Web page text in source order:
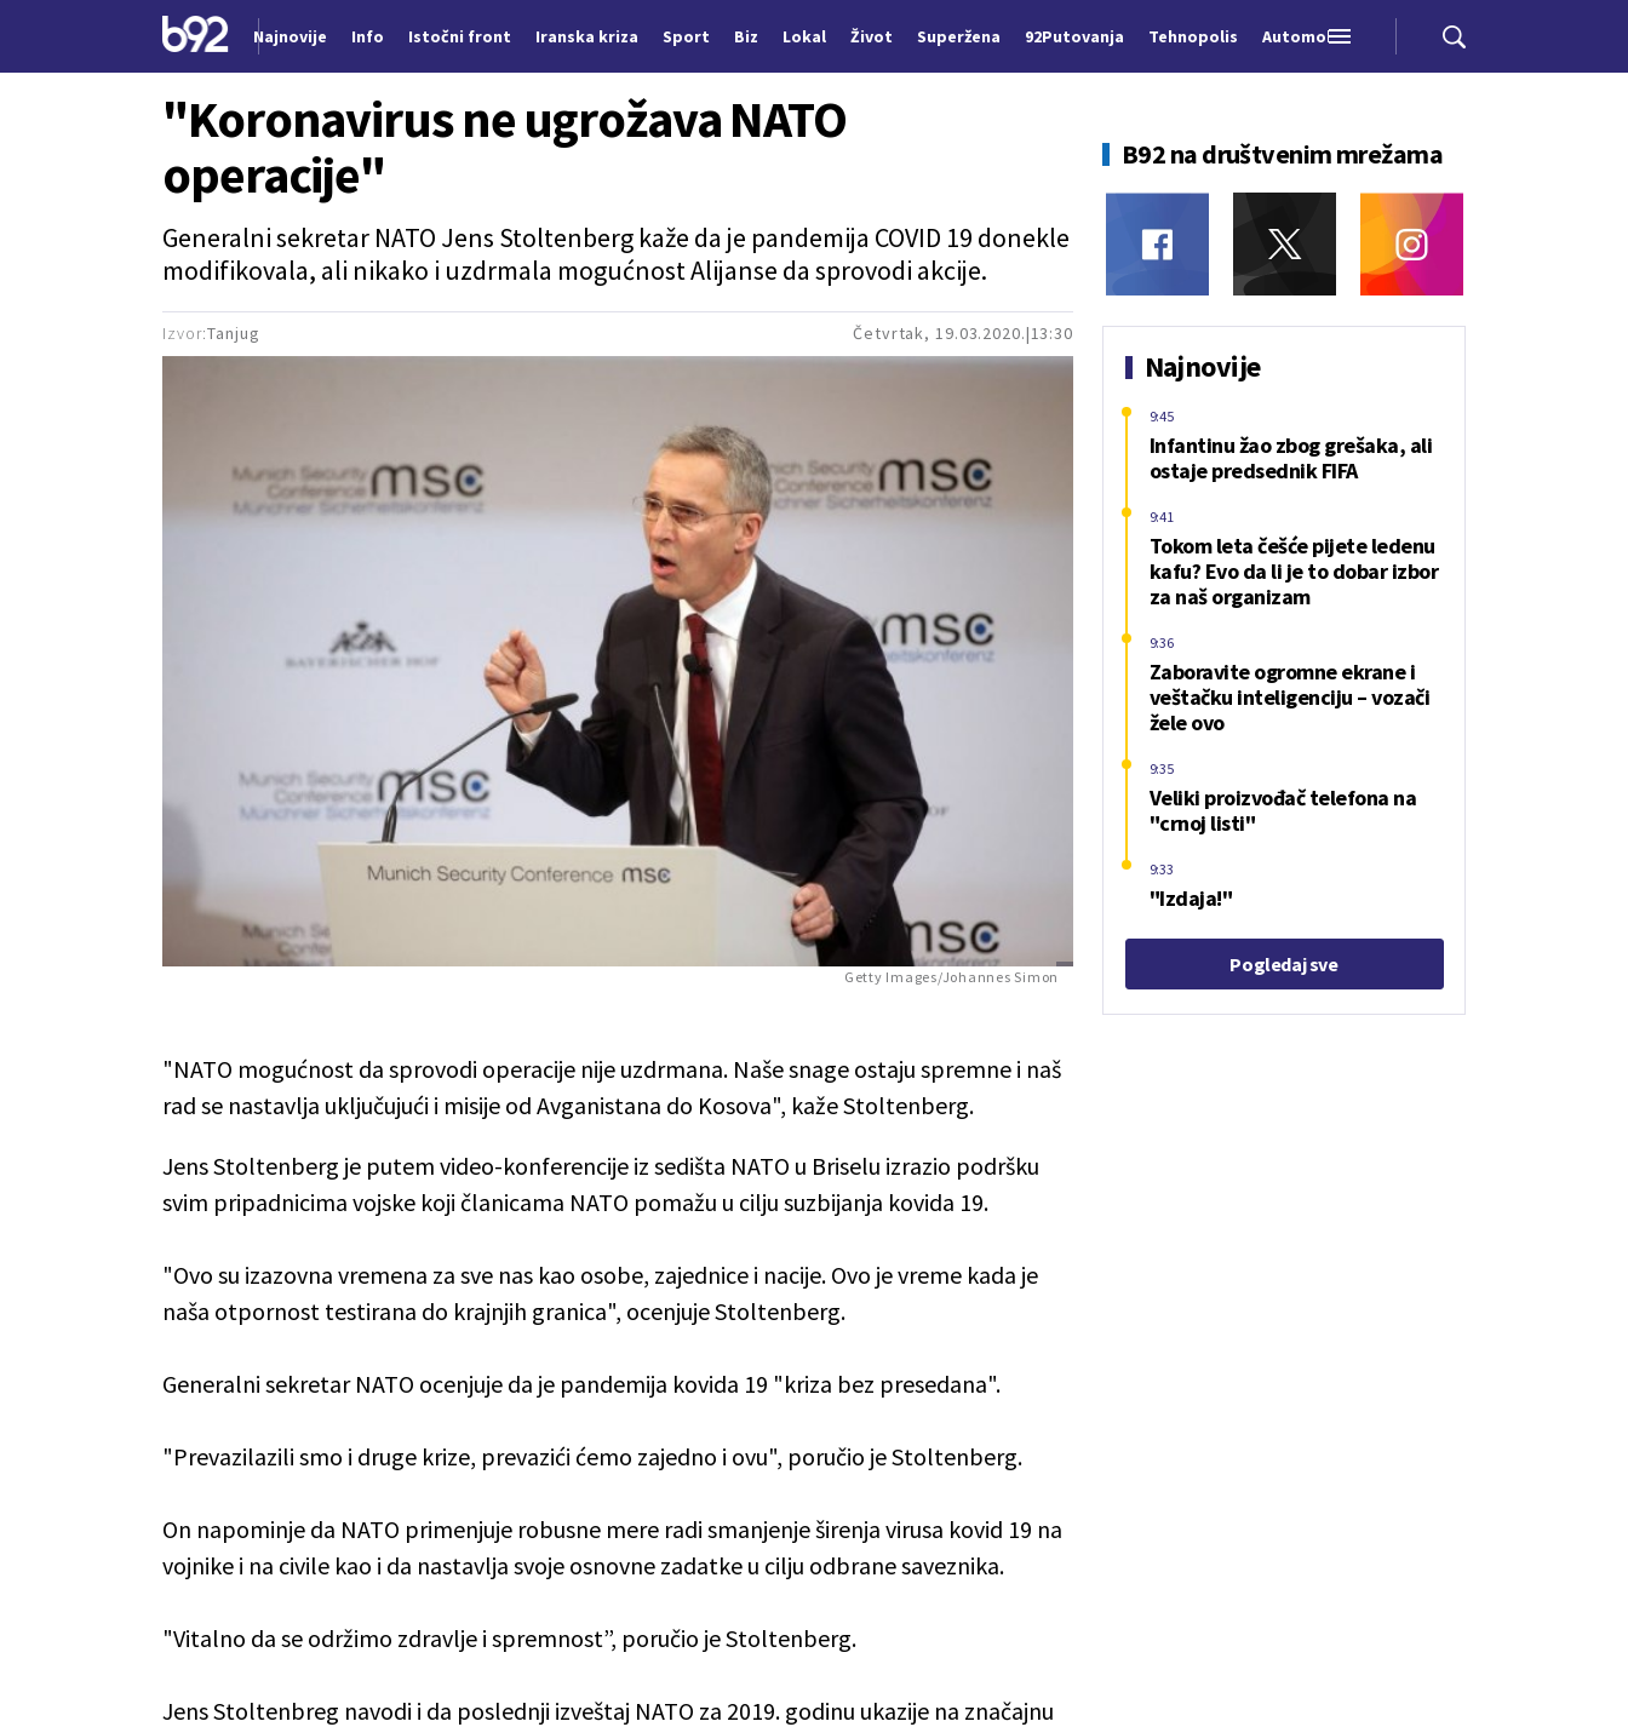
Najnovije Info Istočni front Iranska kriza Sport Biz Lokal Život Superžena 92Putovanja Tehnopolis Automobili
Četvrtak, 19.03.2020. 13:30
"Koronavirus ne ugrožava NATO
operacije"
Generalni sekretar NATO Jens Stoltenberg kaže da je pandemija COVID 19 donekle
modifikovala, ali nikako i uzdrmala mogućnost Alijanse da sprovodi akcije.
Izvor:Tanjug
Getty Images/Johannes Simon
"NATO mogućnost da sprovodi operacije nije uzdrmana. Naše snage ostaju spremne i naš
rad se nastavlja uključujući i misije od Avganistana do Kosova", kaže Stoltenberg.
Jens Stoltenberg je putem video-konferencije iz sedišta NATO u Briselu izrazio podršku
svim pripadnicima vojske koji članicama NATO pomažu u cilju suzbijanja kovida 19.
"Ovo su izazovna vremena za sve nas kao osobe, zajednice i nacije. Ovo je vreme kada je
naša otpornost testirana do krajnjih granica", ocenjuje Stoltenberg.
Generalni sekretar NATO ocenjuje da je pandemija kovida 19 "kriza bez presedana".
"Prevazilazili smo i druge krize, prevazići ćemo zajedno i ovu", poručio je Stoltenberg.
On napominje da NATO primenjuje robusne mere radi smanjenje širenja virusa kovid 19 na
vojnike i na civile kao i da nastavlja svoje osnovne zadatke u cilju odbrane saveznika.
"Vitalno da se održimo zdravlje i spremnost”, poručio je Stoltenberg.
Jens Stoltenbreg navodi i da poslednji izveštaj NATO za 2019. godinu ukazije na značajnu
B92 na društvenim mrežama
Najnovije
Infantinu žao zbog grešaka, ali
ostaje predsednik FIFA
9:45
Tokom leta češće pijete ledenu
kafu? Evo da li je to dobar izbor
za naš organizam
9:41
Zaboravite ogromne ekrane i
veštačku inteligenciju – vozači
žele ovo
9:36
Veliki proizvođač telefona na
"crnoj listi"
9:35
"Izdaja!"
9:33
Pogledaj sve